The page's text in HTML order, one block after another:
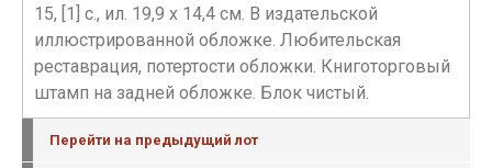
15, [1] с., ил. 19,9 х 14,4 см. В издательской
иллюстрированной обложке. Любительская
реставрация, потертости обложки. Книготорговый
штамп на задней обложке. Блок чистый.
Перейти на предыдущий лот